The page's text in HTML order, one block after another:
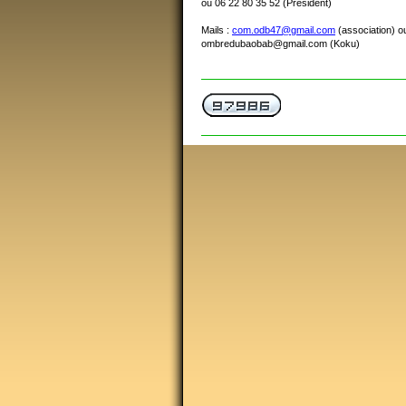
ou 06 22 80 35 52 (Président)
Mails : com.odb47@gmail.com (association)
ombredubaobab@gmail.com (Koku)